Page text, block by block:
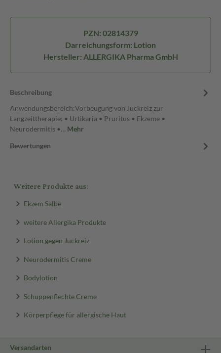
PZN: 02814379
Darreichungsform: Lotion
Hersteller: ALLERGIKA Pharma GmbH
Beschreibung
Anwendungsbereich:Vorbeugung von Juckreiz zur
Langzeittherapie: • Urtikaria • Pruritus • Ekzeme •
Neurodermitis •… Mehr
Bewertungen
Weitere Produkte aus:
Ekzem Salbe
weitere Allergika Produkte
Lotion gegen Juckreiz
Neurodermitis Creme
Bodylotion
Schuppenflechte Creme
Körperpflege für allergische Haut
Versandarten